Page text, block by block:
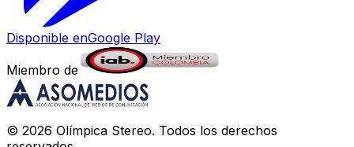
Disponible enGoogle Play
Miembro de
© 2026 Olímpica Stereo. Todos los derechos